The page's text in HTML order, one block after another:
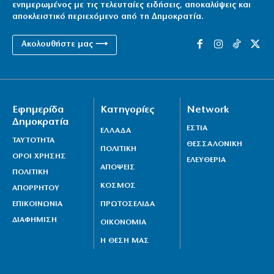
7|08|2026 | 9:31
Νεκρός οδηγός λεωφορείου στο Αίγιο – Υπέστη
ανακοπή στο τιμόνι
7|08|2026 | 9:00
Τουρισμός για Όλους: Ποιοι κάνουν σήμερα αίτηση
Στο Αυτόφωρο ο 55χρονος που έκρυβε τη σορό του
πατέρα του σε καταψύκτη
7|08|2026 | 8:31
ενημερωμένος με τις τελευταίες ειδήσεις, αποκαλύψεις και
αποκλειστικό περιεχόμενο από τη Δημοκρατία.
Ακολουθήστε μας ⟶
Εφημερίδα
Δημοκρατία
ΤΑΥΤΟΤΗΤΑ
ΟΡΟΙ ΧΡΗΣΗΣ
ΠΟΛΙΤΙΚΗ
ΑΠΟΡΡΗΤΟΥ
ΕΠΙΚΟΙΝΩΝΙΑ
ΔΙΑΦΗΜΙΣΗ
Κατηγορίες
ΕΛΛΑΔΑ
ΠΟΛΙΤΙΚΗ
ΑΠΟΨΕΙΣ
ΚΟΣΜΟΣ
ΠΡΩΤΟΣΕΛΙΔΑ
ΟΙΚΟΝΟΜΙΑ
Η ΘΕΣΗ ΜΑΣ
Network
ΕΣΤΙΑ
ΘΕΣΣΑΛΟΝΙΚΗ
ΕΛΕΥΘΕΡΙΑ